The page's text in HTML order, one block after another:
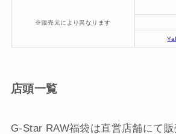
※販売元により異なります
店頭一覧
G-Star RAW福袋は直営店舗にて販